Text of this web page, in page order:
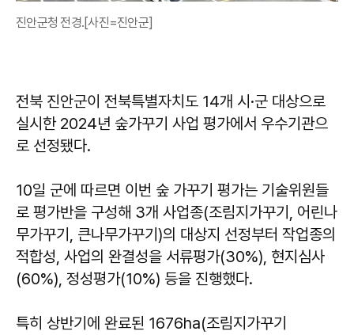
진안군청 전경.[사진=진안군]
​​​​​​​전북 진안군이 전북특별자치도 14개 시·군 대상으로
실시한 2024년 숲가꾸기 사업 평가에서 우수기관으
로 선정됐다.
10일 군에 따르면 이번 숲 가꾸기 평가는 기술위원들
로 평가반을 구성해 3개 사업종(조림지가꾸기, 어린나
무가꾸기, 큰나무가꾸기)의 대상지 선정부터 작업종의
적합성, 사업의 완결성을 서류평가(30%), 현지심사
(60%), 정성평가(10%) 등을 진행했다.
특히 상반기에 완료된 1676ha(조림지가꾸기